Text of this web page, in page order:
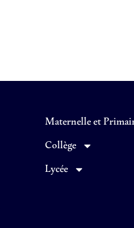
Maternelle et
Collège
Lycée